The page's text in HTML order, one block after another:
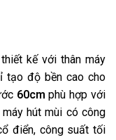
kế với thân máy
tạo độ bền cao cho
60cmphù hợp với
hút mùi có công
điển, công suất tối